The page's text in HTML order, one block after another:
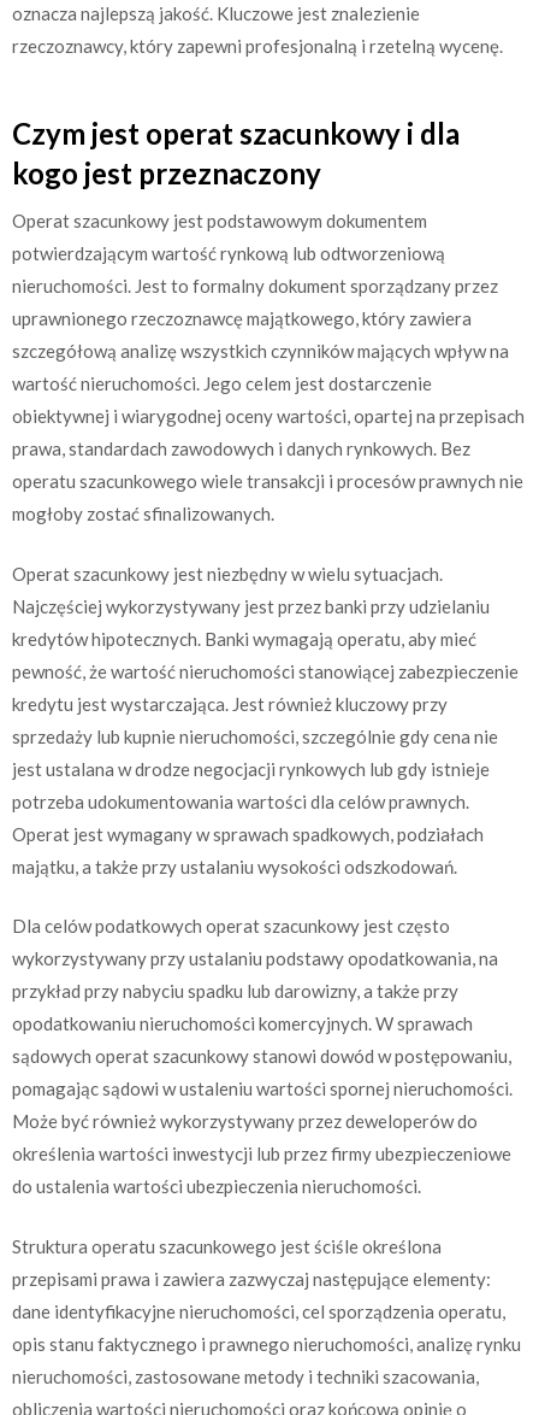
oznacza najlepszą jakość. Kluczowe jest znalezienie
rzeczoznawcy, który zapewni profesjonalną i rzetelną wycenę.
Czym jest operat szacunkowy i dla
kogo jest przeznaczony
Operat szacunkowy jest podstawowym dokumentem
potwierdzającym wartość rynkową lub odtworzeniową
nieruchomości. Jest to formalny dokument sporządzany przez
uprawnionego rzeczoznawcę majątkowego, który zawiera
szczegółową analizę wszystkich czynników mających wpływ na
wartość nieruchomości. Jego celem jest dostarczenie
obiektywnej i wiarygodnej oceny wartości, opartej na przepisach
prawa, standardach zawodowych i danych rynkowych. Bez
operatu szacunkowego wiele transakcji i procesów prawnych nie
mogłoby zostać sfinalizowanych.
Operat szacunkowy jest niezbędny w wielu sytuacjach.
Najczęściej wykorzystywany jest przez banki przy udzielaniu
kredytów hipotecznych. Banki wymagają operatu, aby mieć
pewność, że wartość nieruchomości stanowiącej zabezpieczenie
kredytu jest wystarczająca. Jest również kluczowy przy
sprzedaży lub kupnie nieruchomości, szczególnie gdy cena nie
jest ustalana w drodze negocjacji rynkowych lub gdy istnieje
potrzeba udokumentowania wartości dla celów prawnych.
Operat jest wymagany w sprawach spadkowych, podziałach
majątku, a także przy ustalaniu wysokości odszkodowań.
Dla celów podatkowych operat szacunkowy jest często
wykorzystywany przy ustalaniu podstawy opodatkowania, na
przykład przy nabyciu spadku lub darowizny, a także przy
opodatkowaniu nieruchomości komercyjnych. W sprawach
sądowych operat szacunkowy stanowi dowód w postępowaniu,
pomagając sądowi w ustaleniu wartości spornej nieruchomości.
Może być również wykorzystywany przez deweloperów do
określenia wartości inwestycji lub przez firmy ubezpieczeniowe
do ustalenia wartości ubezpieczenia nieruchomości.
Struktura operatu szacunkowego jest ściśle określona
przepisami prawa i zawiera zazwyczaj następujące elementy:
dane identyfikacyjne nieruchomości, cel sporządzenia operatu,
opis stanu faktycznego i prawnego nieruchomości, analizę rynku
nieruchomości, zastosowane metody i techniki szacowania,
obliczenia wartości nieruchomości oraz końcową opinię o